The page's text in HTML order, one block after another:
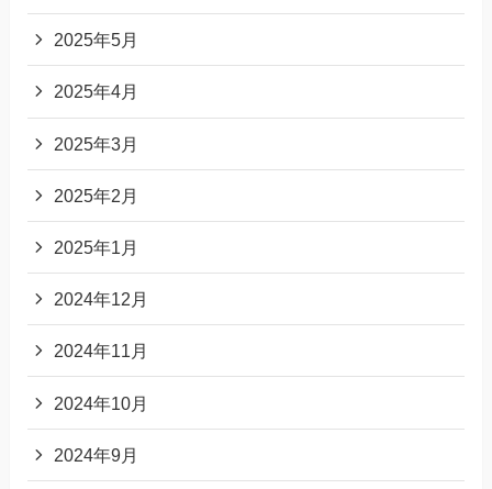
2025年5月
2025年4月
2025年3月
2025年2月
2025年1月
2024年12月
2024年11月
2024年10月
2024年9月